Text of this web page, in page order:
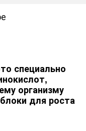
специально
организму
для роста